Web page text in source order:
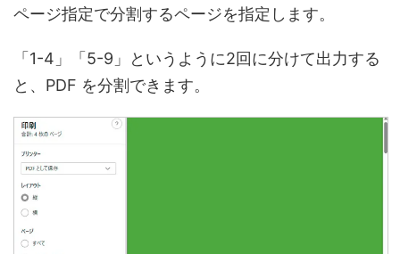
ページ指定で分割するページを指定します。
「1-4」「5-9」というように2回に分けて出力する
と、PDF を分割できます。